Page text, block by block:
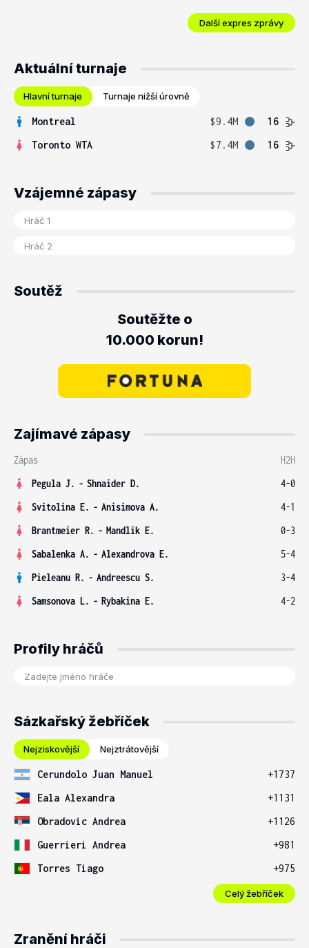
Další expres zprávy
Aktuální turnaje
Hlavní turnaje Turnaje nižší úrovně
Montreal $9.4M
16
Toronto WTA
$7.4M 16
Vzájemné zápasy
Soutěž
Soutěžte o
10.000 korun!
Zajímavé zápasy
Zápas
H2H
Pegula J. - Shnaider D.
4-0
Svitolina E. - Anisimova A.
4-1
Brantmeier R. - Mandlik E.
0-3
Sabalenka A. - Alexandrova E.
5-4
Pieleanu R. - Andreescu S.
3-4
Samsonova L. - Rybakina E. 4-2
Profily hráčů
Sázkařský žebříček
Nejziskovější Nejztrátovější
Cerundolo Juan Manuel
+1737
Eala Alexandra
+1131
Obradovic Andrea
+1126
Guerrieri Andrea
+981
Torres Tiago
+975
Celý žebříček
Zranění hráči